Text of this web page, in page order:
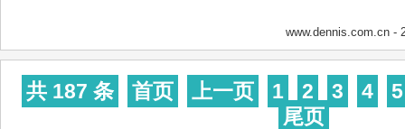
www.dennis.com.cn -
共 187 条 首页 上一页 1 2 3 4
5
尾页